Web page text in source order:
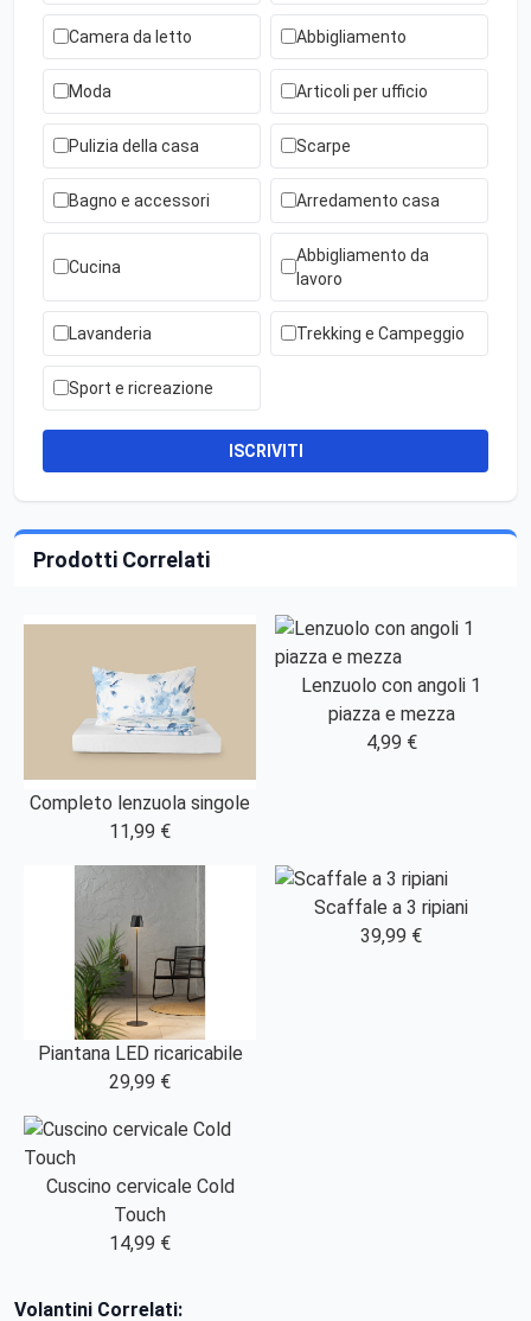
Camera da letto Abbigliamento
Moda Articoli per ufficio
Pulizia della casa Scarpe
Bagno e accessori Arredamento casa
Cucina
Abbigliamento da
lavoro
Lavanderia Trekking e Campeggio
Sport e ricreazione
ISCRIVITI
Prodotti Correlati
Completo lenzuola singole
11,99 €
Lenzuolo con angoli 1
piazza e mezza
4,99 €
Piantana LED ricaricabile
29,99 €
Scaffale a 3 ripiani
39,99 €
Cuscino cervicale Cold
Touch
14,99 €
Volantini Correlati: